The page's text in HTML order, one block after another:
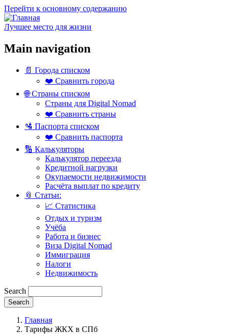
Перейти к основному содержанию
Лучшее место для жизни
Main navigation
📄 Города списком
❤️ Сравнить города
🌐 Страны списком
Страны для Digital Nomad
❤️ Сравнить страны
🛂 Паспорта списком
❤️ Сравнить паспорта
🔢 Калькуляторы
Калькулятор переезда
Кредитной нагрузки
Окупаемости недвижимости
Расчёта выплат по кредиту
📎 Статьи:
📈 Статистика
Отдых и туризм
Учёба
Работа и бизнес
Виза Digital Nomad
Иммиграция
Налоги
Недвижимость
Search
Главная
Тарифы ЖКХ в СПб